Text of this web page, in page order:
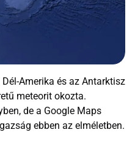
Amerika és az Antarktisz
meteorit okozta.
de a Google Maps
ebben az elméletben.